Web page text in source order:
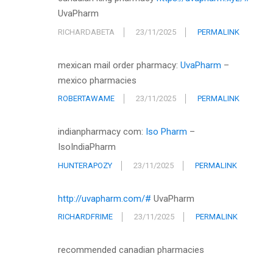
UvaPharm
RICHARDABETA 23/11/2025 PERMALINK
mexican mail order pharmacy: UvaPharm –
mexico pharmacies
ROBERTAWAME 23/11/2025 PERMALINK
indianpharmacy com: Iso Pharm –
IsoIndiaPharm
HUNTERAPOZY 23/11/2025 PERMALINK
http://uvapharm.com/# UvaPharm
RICHARDFRIME 23/11/2025 PERMALINK
recommended canadian pharmacies